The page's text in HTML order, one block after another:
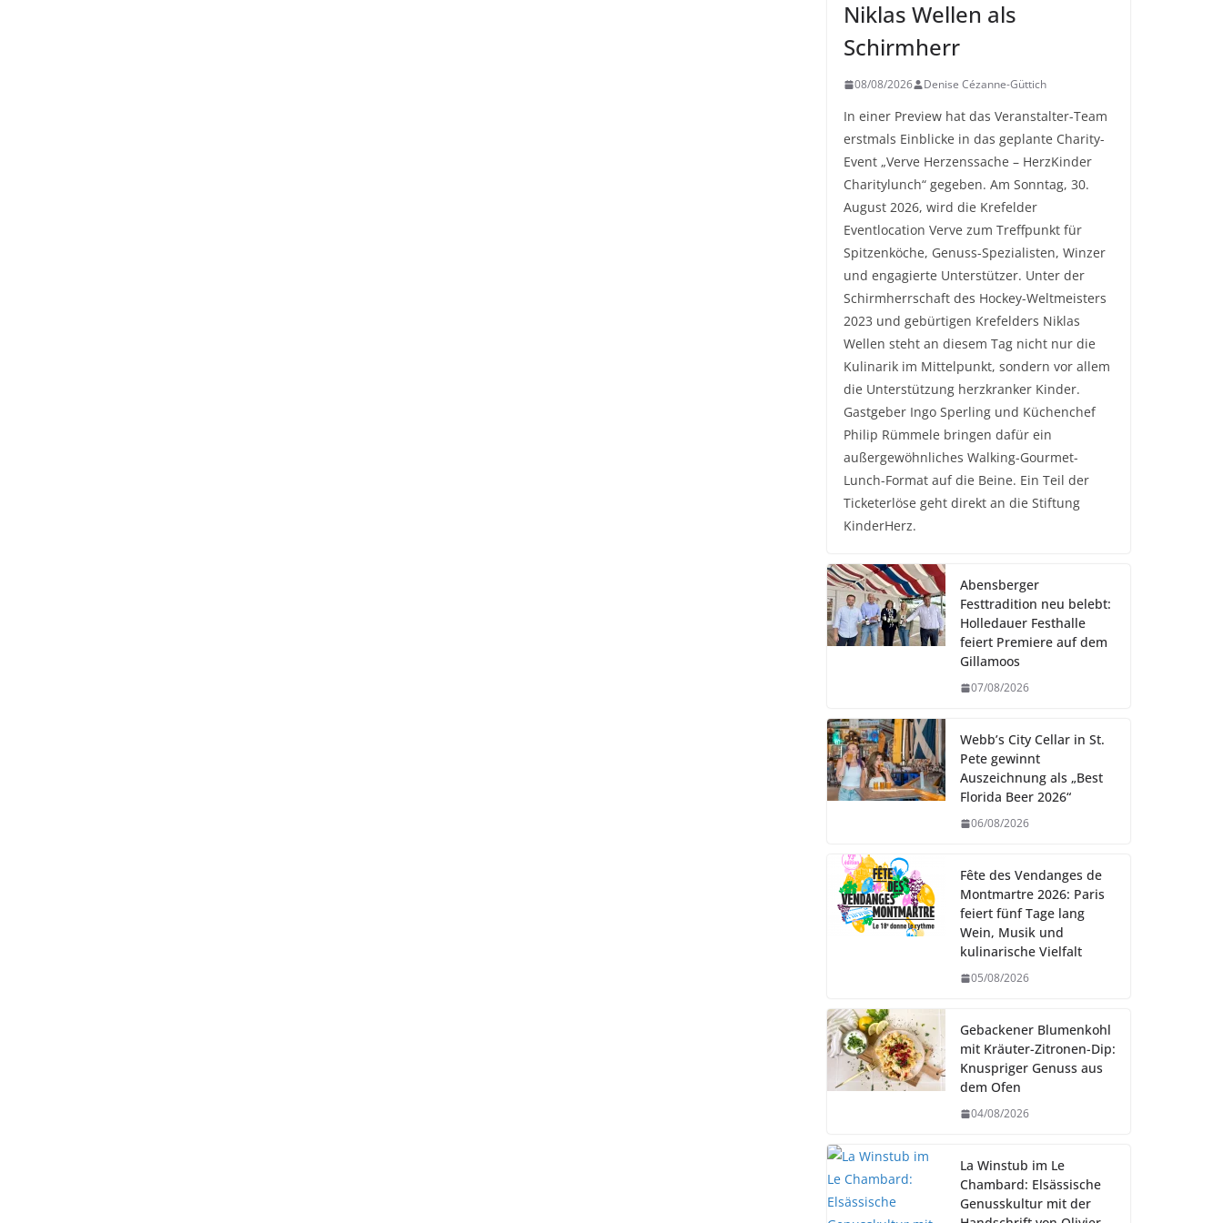
Niklas Wellen als
Schirmherr
08/08/2026 Denise Cézanne-Güttich
In einer Preview hat das Veranstalter-Team
erstmals Einblicke in das geplante Charity-
Event „Verve Herzenssache – HerzKinder
Charitylunch“ gegeben. Am Sonntag, 30.
August 2026, wird die Krefelder
Eventlocation Verve zum Treffpunkt für
Spitzenköche, Genuss-Spezialisten, Winzer
und engagierte Unterstützer. Unter der
Schirmherrschaft des Hockey-Weltmeisters
2023 und gebürtigen Krefelders Niklas
Wellen steht an diesem Tag nicht nur die
Kulinarik im Mittelpunkt, sondern vor allem
die Unterstützung herzkranker Kinder.
Gastgeber Ingo Sperling und Küchenchef
Philip Rümmele bringen dafür ein
außergewöhnliches Walking-Gourmet-
Lunch-Format auf die Beine. Ein Teil der
Ticketerlöse geht direkt an die Stiftung
KinderHerz.
Abensberger
Festtradition neu belebt:
Holledauer Festhalle
feiert Premiere auf dem
Gillamoos
07/08/2026
Webb’s City Cellar in St.
Pete gewinnt
Auszeichnung als „Best
Florida Beer 2026“
06/08/2026
Fête des Vendanges de
Montmartre 2026: Paris
feiert fünf Tage lang
Wein, Musik und
kulinarische Vielfalt
05/08/2026
Gebackener Blumenkohl
mit Kräuter-Zitronen-Dip:
Knuspriger Genuss aus
dem Ofen
04/08/2026
La Winstub im Le
Chambard: Elsässische
Genusskultur mit der